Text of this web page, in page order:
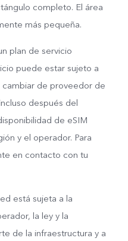
completo. El área
más pequeña.
plan de servicio
puede estar sujeto a
de proveedor de
después del
de eSIM
y el operador. Para
en contacto con tu
está sujeta a la
la ley y la
de la infraestructura y a